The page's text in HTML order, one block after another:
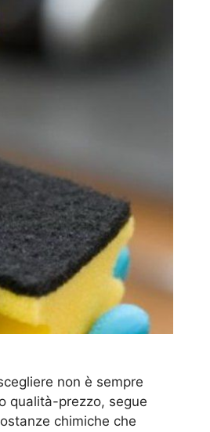
non è sempre
qualità-prezzo, segue
chimiche che